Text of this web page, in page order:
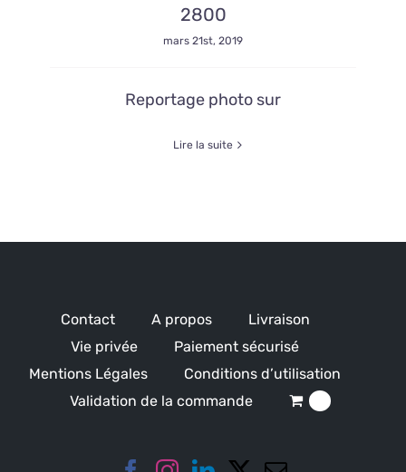
2800
mars 21st, 2019
Reportage photo sur
Lire la suite
Contact A propos
Livraison
Vie privée
Paiement sécurisé
Mentions Légales
Conditions d’utilisation
Validation de la commande